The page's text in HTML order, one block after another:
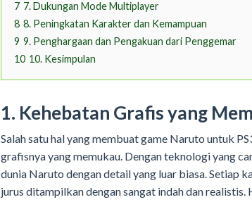
7 7. Dukungan Mode Multiplayer
8 8. Peningkatan Karakter dan Kemampuan
9 9. Penghargaan dan Pengakuan dari Penggemar
10 10. Kesimpulan
1. Kehebatan Grafis yang
Salah satu hal yang membuat game Naruto untuk
grafisnya yang memukau. Dengan teknologi yang
dunia Naruto dengan detail yang luar biasa. Setiap
jurus ditampilkan dengan sangat indah dan